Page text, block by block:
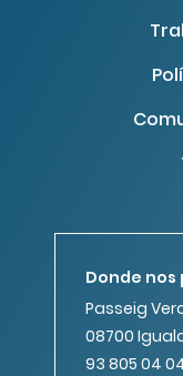
Donde
Passeig
08700
93 805 04